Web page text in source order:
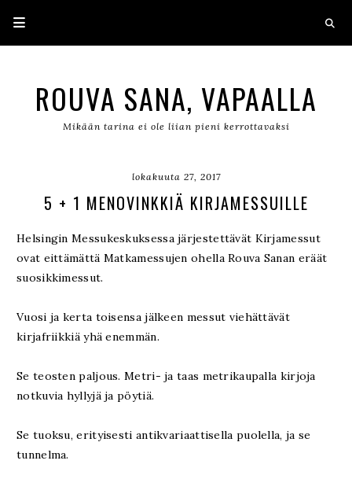
ROUVA SANA, VAPAALLA
Mikään tarina ei ole liian pieni kerrottavaksi
lokakuuta 27, 2017
5 + 1 MENOVINKKIÄ KIRJAMESSUILLE
Helsingin Messukeskuksessa järjestettävät Kirjamessut
ovat eittämättä Matkamessujen ohella Rouva Sanan eräät
suosikkimessut.
Vuosi ja kerta toisensa jälkeen messut viehättävät
kirjafriikkiä yhä enemmän.
Se teosten paljous. Metri- ja taas metrikaupalla kirjoja
notkuvia hyllyjä ja pöytiä.
Se tuoksu, erityisesti antikvariaattisella puolella, ja se
tunnelma.